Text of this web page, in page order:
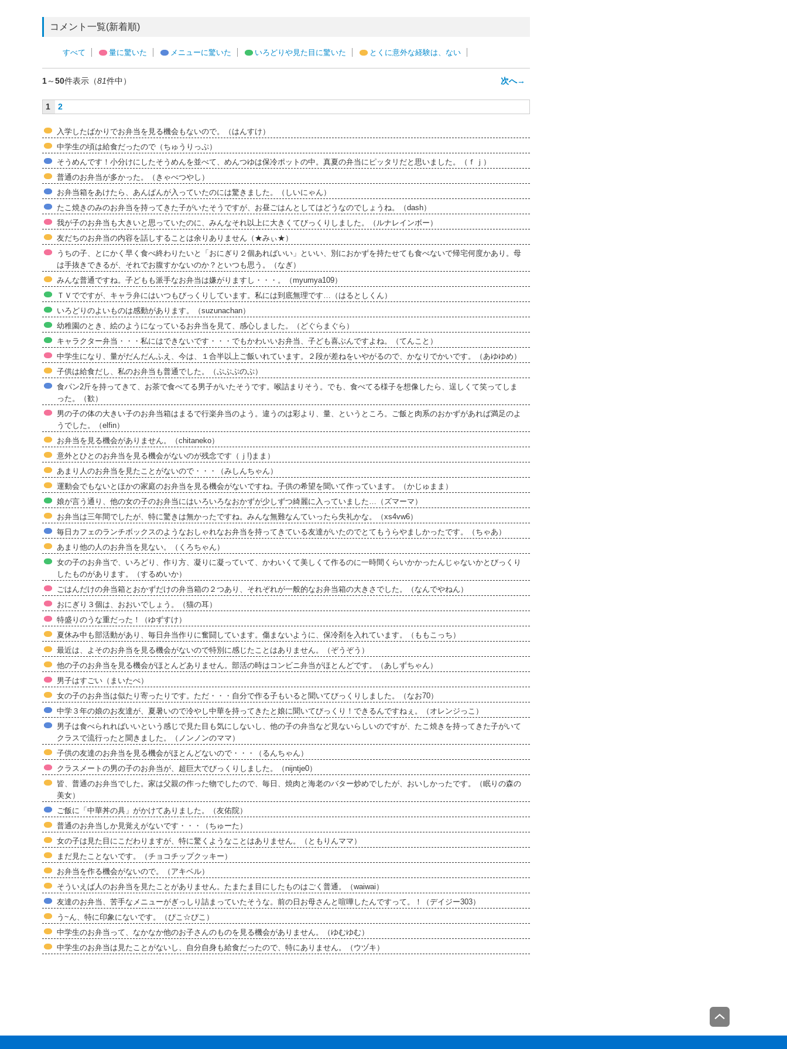
コメント一覧(新着順)
すべて 量に驚いた メニューに驚いた いろどりや見た目に驚いた とくに意外な経験は、ない
1～50件表示（81件中） 次へ→
1 2
入学したばかりでお弁当を見る機会もないので。（はんすけ）
中学生の頃は給食だったので（ちゅうりっぷ）
そうめんです！小分けにしたそうめんを並べて、めんつゆは保冷ポットの中。真夏の弁当にピッタリだと思いました。（ｆｊ）
普通のお弁当が多かった。（きゃべつやし）
お弁当箱をあけたら、あんぱんが入っていたのには驚きました。（しいにゃん）
たこ焼きのみのお弁当を持ってきた子がいたそうですが、お昼ごはんとしてはどうなのでしょうね。（dash）
我が子のお弁当も大きいと思っていたのに、みんなそれ以上に大きくてびっくりしました。（ルナレインボー）
友だちのお弁当の内容を話しすることは余りありません（★みぃ★）
うちの子、とにかく早く食べ終わりたいと「おにぎり２個あればいい」といい、別におかずを持たせても食べないで帰宅何度かあり。母
は手抜きできるが、それでお腹すかないのか？といつも思う。（なぎ）
みんな普通ですね。子どもも派手なお弁当は嫌がりますし・・・。（myumya109）
ＴＶでですが、キャラ弁にはいつもびっくりしています。私には到底無理です…（はるとしくん）
いろどりのよいものは感動があります。（suzunachan）
幼稚園のとき、絵のようになっているお弁当を見て、感心しました。（どぐらまぐら）
キャラクター弁当・・・私にはできないです・・・でもかわいいお弁当、子ども喜ぶんですよね。（てんこと）
中学生になり、量がだんだんふえ、今は、１合半以上ご飯いれています。２段が差ねをいやがるので、かなりでかいです。（あゆゆめ）
子供は給食だし、私のお弁当も普通でした。（ぷぷぷのぷ）
食パン2斤を持ってきて、お茶で食べてる男子がいたそうです。喉詰まりそう。でも、食べてる様子を想像したら、逞しくて笑ってしま
った。（歓）
男の子の体の大きい子のお弁当箱はまるで行楽弁当のよう。違うのは彩より、量、というところ。ご飯と肉系のおかずがあれば満足のよ
うでした。（elfin）
お弁当を見る機会がありません。（chitaneko）
意外とひとのお弁当を見る機会がないのが残念です（ｊ!)まま）
あまり人のお弁当を見たことがないので・・・（みしんちゃん）
運動会でもないとほかの家庭のお弁当を見る機会がないですね。子供の希望を聞いて作っています。（かじゅまま）
娘が言う通り、他の女の子のお弁当にはいろいろなおかずが少しずつ綺麗に入っていました…（ズマーマ）
お弁当は三年間でしたが、特に驚きは無かったですね。みんな無難なんていったら失礼かな。（xs4vw6）
毎日カフェのランチボックスのようなおしゃれなお弁当を持ってきている友達がいたのでとてもうらやましかったです。（ちゃあ）
あまり他の人のお弁当を見ない。（くろちゃん）
女の子のお弁当で、いろどり、作り方、凝りに凝っていて、かわいくて美しくて作るのに一時間くらいかかったんじゃないかとびっくり
したものがあります。（するめいか）
ごはんだけの弁当箱とおかずだけの弁当箱の２つあり、それぞれが一般的なお弁当箱の大きさでした。（なんでやねん）
おにぎり３個は、おおいでしょう。（猫の耳）
特盛りのうな重だった！（ゆずすけ）
夏休み中も部活動があり、毎日弁当作りに奮闘しています。傷まないように、保冷剤を入れています。（ももこっち）
最近は、よそのお弁当を見る機会がないので特別に感じたことはありません。（ぞうぞう）
他の子のお弁当を見る機会がほとんどありません。部活の時はコンビニ弁当がほとんどです。（あしずちゃん）
男子はすごい（まいたぺ）
女の子のお弁当は似たり寄ったりです。ただ・・・自分で作る子もいると聞いてびっくりしました。（なお70）
中学３年の娘のお友達が、夏暑いので冷やし中華を持ってきたと娘に聞いてびっくり！できるんですねぇ。（オレンジっこ）
男子は食べられればいいという感じで見た目も気にしないし、他の子の弁当など見ないらしいのですが、たこ焼きを持ってきた子がいて
クラスで流行ったと聞きました。（ノンノンのママ）
子供の友達のお弁当を見る機会がほとんどないので・・・（るんちゃん）
クラスメートの男の子のお弁当が、超巨大でびっくりしました。（nijntje0）
皆、普通のお弁当でした。家は父親の作った物でしたので、毎日、焼肉と海老のバター炒めでしたが、おいしかったです。（眠りの森の
美女）
ご飯に「中華丼の具」がかけてありました。（友佑院）
普通のお弁当しか見覚えがないです・・・（ちゅーた）
女の子は見た目にこだわりますが、特に驚くようなことはありません。（ともりんママ）
まだ見たことないです。（チョコチップクッキー）
お弁当を作る機会がないので。（アキベル）
そういえば人のお弁当を見たことがありません。たまたま目にしたものはごく普通。（waiwai）
友達のお弁当、苦手なメニューがぎっしり詰まっていたそうな。前の日お母さんと喧嘩したんですって。！（デイジー303）
う~ん、特に印象にないです。（ぴこ☆ぴこ）
中学生のお弁当って、なかなか他のお子さんのものを見る機会がありません。（ゆむゆむ）
中学生のお弁当は見たことがないし、自分自身も給食だったので、特にありません。（ウヅキ）